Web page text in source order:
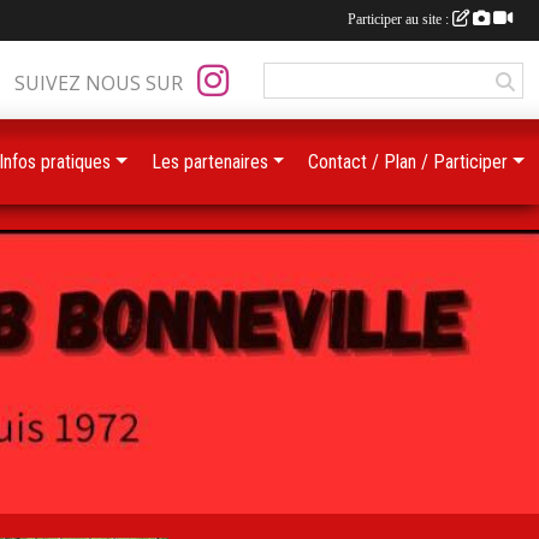
SUIVEZ NOUS SUR
pratiques Les partenaires Contact / Plan / Participer
Participer au site :